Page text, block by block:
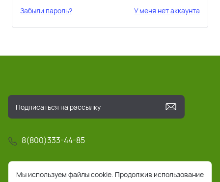
Забыли пароль? У меня нет аккаунта
8(800)333-44-85
info@pochta-rts.ru
Мы используем файлы cookie. Продолжив использование